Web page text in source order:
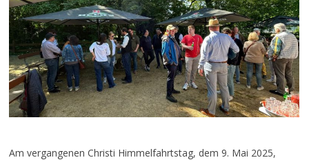
Am vergangenen Christi Himmelfahrtstag, dem 9. Mai 2025,